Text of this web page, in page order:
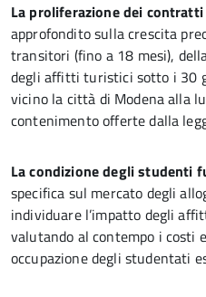
La proliferazione dei
approfondito sulla crescita
transitori (fino a 18 mesi),
degli affitti turistici sotto i 30
vicino la città di Modena alla
contenimento offerte dalla
La condizione degli studenti
specifica sul mercato degli
individuare l’impatto degli
valutando al contempo i costi
occupazione degli studentati